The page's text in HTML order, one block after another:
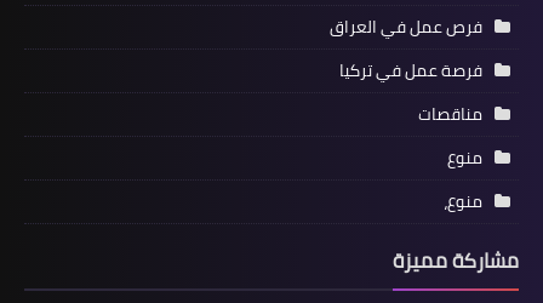
فرص عمل في العراق
فرصة عمل في تركيا
مناقصات
منوع
منوع،
مشاركة مميزة